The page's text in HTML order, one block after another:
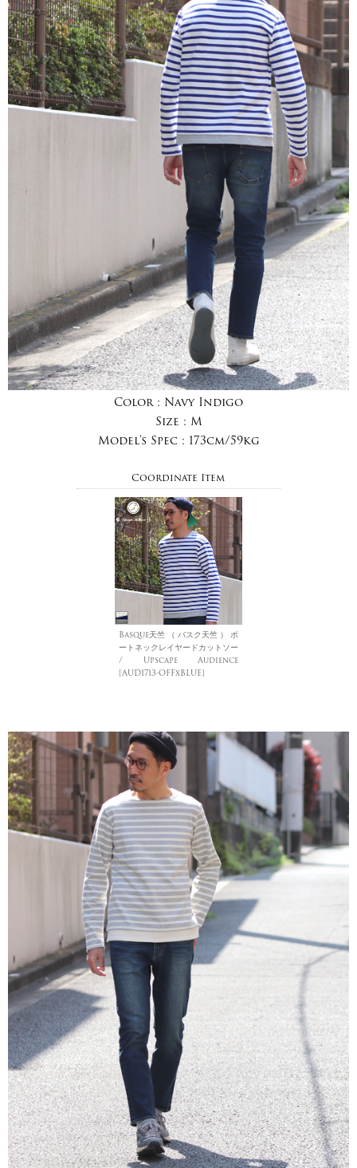
Color : Navy Indigo
Size : M
Model's Spec : 173cm/59kg
Coordinate Item
Basque天竺 （ バスク天竺 ） ボ
ートネックレイヤードカットソー
/ Upscape Audience
[AUD1713-OFFxBLUE]